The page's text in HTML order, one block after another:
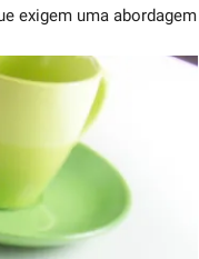
exigem uma abordagem